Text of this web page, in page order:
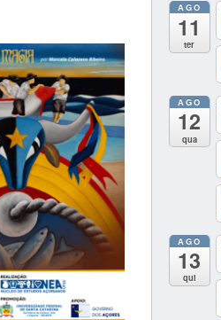
AGO
11
ter
AGO
12
qua
AGO
13
qui